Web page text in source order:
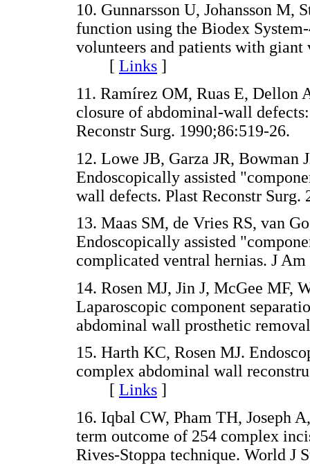
10. Gunnarsson U, Johansson M,
function using the Biodex
volunteers and patients with
[ Links ]
11. Ramírez OM, Ruas E, Dellon
closure of abdominal-wall
Reconstr Surg. 1990;86:519-
12. Lowe JB, Garza JR, Bowman
Endoscopically assisted
wall defects. Plast Reconstr
13. Maas SM, de Vries RS, van
Endoscopically assisted
complicated ventral hernias. J
14. Rosen MJ, Jin J, McGee MF,
Laparoscopic component
abdominal wall prosthetic
15. Harth KC, Rosen MJ.
complex abdominal wall
[ Links ]
16. Iqbal CW, Pham TH, Joseph
term outcome of 254 complex
Rives-Stoppa technique.